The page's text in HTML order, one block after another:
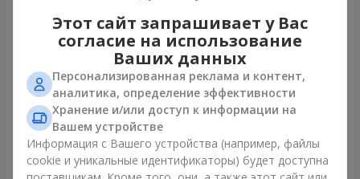
Микс "Планета роз" из 51
кустовой розы
6 234 грн
Букет "Очарование" с
2 374 грн
Этот сайт запрашивает у Вас
согласие на использование
Ваших данных
Персонализированная реклама и контент,
аналитика, определение эффективности
Хранение и/или доступ к информации на
Вашем устройстве
Информация с Вашего устройства (например, файлы
cookie и уникальные идентификаторы) будет доступна